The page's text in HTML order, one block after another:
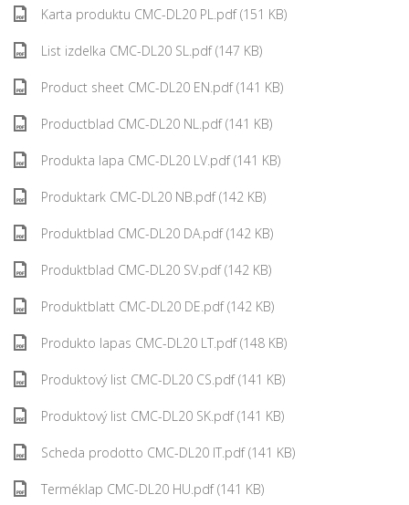
Karta produktu CMC-DL20 PL.pdf (151 KB)
List izdelka CMC-DL20 SL.pdf (147 KB)
Product sheet CMC-DL20 EN.pdf (141 KB)
Productblad CMC-DL20 NL.pdf (141 KB)
Produkta lapa CMC-DL20 LV.pdf (141 KB)
Produktark CMC-DL20 NB.pdf (142 KB)
Produktblad CMC-DL20 DA.pdf (142 KB)
Produktblad CMC-DL20 SV.pdf (142 KB)
Produktblatt CMC-DL20 DE.pdf (142 KB)
Produkto lapas CMC-DL20 LT.pdf (148 KB)
Produktový list CMC-DL20 CS.pdf (141 KB)
Produktový list CMC-DL20 SK.pdf (141 KB)
Scheda prodotto CMC-DL20 IT.pdf (141 KB)
Terméklap CMC-DL20 HU.pdf (141 KB)